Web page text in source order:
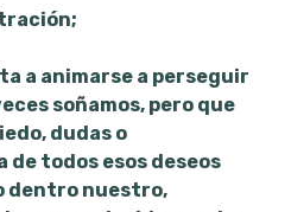
a animarse a perseguir
soñamos, pero que
dudas o
de todos esos deseos
dentro nuestro,